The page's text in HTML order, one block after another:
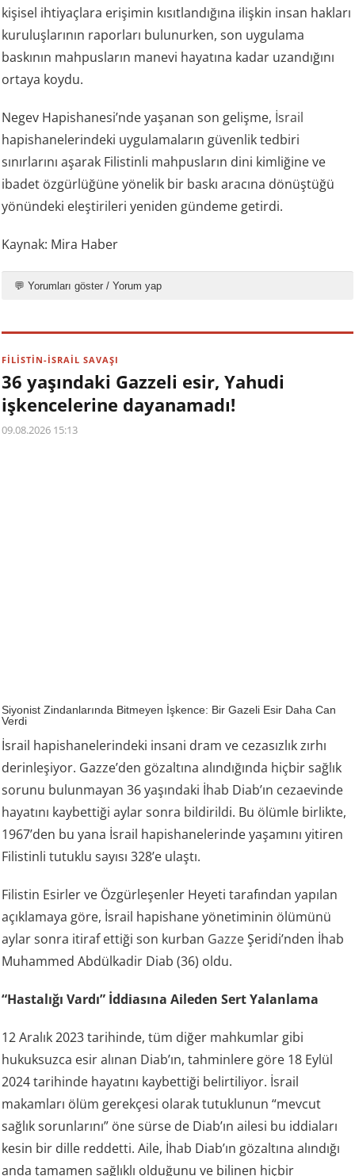
kişisel ihtiyaçlara erişimin kısıtlandığına ilişkin insan hakları
kuruluşlarının raporları bulunurken, son uygulama
baskının mahpusların manevi hayatına kadar uzandığını
ortaya koydu.
Negev Hapishanesi’nde yaşanan son gelişme, İsrail
hapishanelerindeki uygulamaların güvenlik tedbiri
sınırlarını aşarak Filistinli mahpusların dini kimliğine ve
ibadet özgürlüğüne yönelik bir baskı aracına dönüştüğü
yönündeki eleştirileri yeniden gündeme getirdi.
Kaynak: Mira Haber
💬 Yorumları göster / Yorum yap
FİLİSTİN-İSRAİL SAVAŞI
36 yaşındaki Gazzeli esir, Yahudi
işkencelerine dayanamadı!
09.08.2026 15:13
Siyonist Zindanlarında Bitmeyen İşkence: Bir Gazeli Esir Daha Can
Verdi
İsrail hapishanelerindeki insani dram ve cezasızlık zırhı
derinleşiyor. Gazze’den gözaltına alındığında hiçbir sağlık
sorunu bulunmayan 36 yaşındaki İhab Diab’ın cezaevinde
hayatını kaybettiği aylar sonra bildirildi. Bu ölümle birlikte,
1967’den bu yana İsrail hapishanelerinde yaşamını yitiren
Filistinli tutuklu sayısı 328’e ulaştı.
Filistin Esirler ve Özgürleşenler Heyeti tarafından yapılan
açıklamaya göre, İsrail hapishane yönetiminin ölümünü
aylar sonra itiraf ettiği son kurban GazzeŞeridi’nden İhab
Muhammed Abdülkadir Diab (36) oldu.
“Hastalığı Vardı” İddiasına Aileden Sert Yalanlama
12 Aralık 2023 tarihinde, tüm diğer mahkumlar gibi
hukuksuzca esir alınan Diab’ın, tahminlere göre 18 Eylül
2024 tarihinde hayatını kaybettiği belirtiliyor. İsrail
makamları ölüm gerekçesi olarak tutuklunun “mevcut
sağlık sorunlarını” öne sürse de Diab’ın ailesi bu iddiaları
kesin bir dille reddetti. Aile, İhab Diab’ın gözaltına alındığı
anda tamamen sağlıklı olduğunu ve bilinen hiçbir